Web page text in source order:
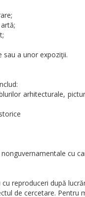
sau a unor expoziţii.
arhitecturale,
cu
reproduceri după
de cercetare. Pentru